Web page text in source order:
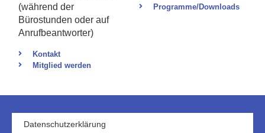
(während der
Bürostunden oder auf
Anrufbeantworter)
Kontakt
Mitglied werden
Programme/Downloads
Datenschutzerklärung